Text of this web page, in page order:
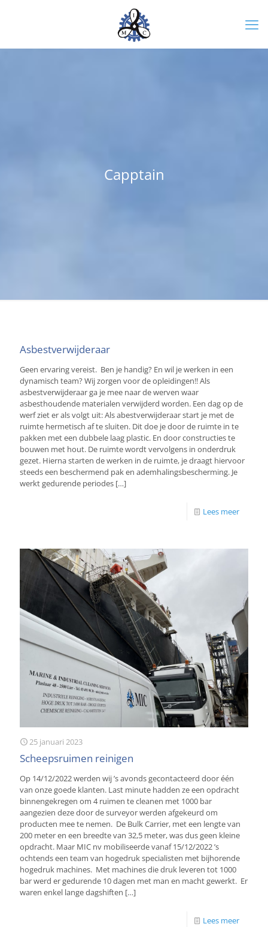
Capptain
Asbestverwijderaar
Geen ervaring vereist. Ben je handig? En wil je werken in een
dynamisch team? Wij zorgen voor de opleidingen!! Als
asbestverwijderaar ga je mee naar de werven waar
asbesthoudende materialen verwijderd worden. Een dag op de
werf ziet er als volgt uit: Als abestverwijderaar start je met de
ruimte hermetisch af te sluiten. Dit doe je door de ruimte in te
pakken met een dubbele laag plastic. En door constructies te
bouwen met hout. De ruimte wordt vervolgens in onderdruk
gezet. Hierna starten de werken in de ruimte, je draagt hiervoor
steeds een beschermend pak en ademhalingsbescherming. Je
werkt gedurende periodes […]
Lees meer
25 januari 2023
Scheepsruimen reinigen
Op 14/12/2022 werden wij ’s avonds gecontacteerd door één
van onze goede klanten. Last minute hadden ze een opdracht
binnengekregen om 4 ruimen te cleanen met 1000 bar
aangezien deze door de surveyor werden afgekeurd om
producten mee te nemen. De Bulk Carrier, met een lengte van
200 meter en een breedte van 32,5 meter, was dus geen kleine
opdracht. Maar MIC nv mobiliseerde vanaf 15/12/2022 ’s
ochtends een team van hogedruk specialisten met bijhorende
hogedruk machines. Met machines die druk leveren tot 1000
bar werd er gedurende 10 dagen met man en macht gewerkt. Er
waren enkel lange dagshiften […]
Lees meer